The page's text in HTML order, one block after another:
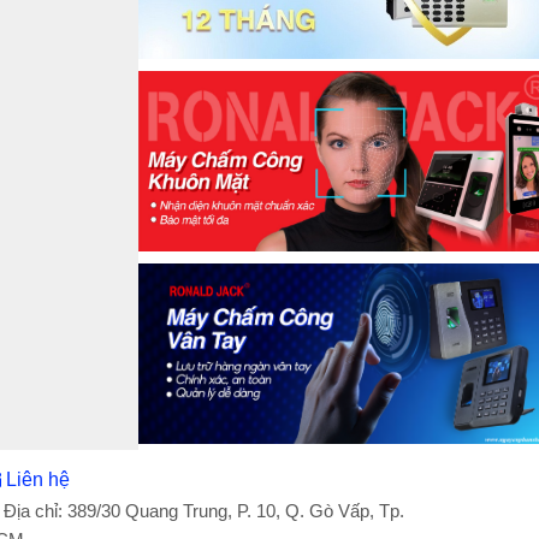
Liên hệ
Địa chỉ: 389/30 Quang Trung, P. 10, Q. Gò Vấp, Tp.